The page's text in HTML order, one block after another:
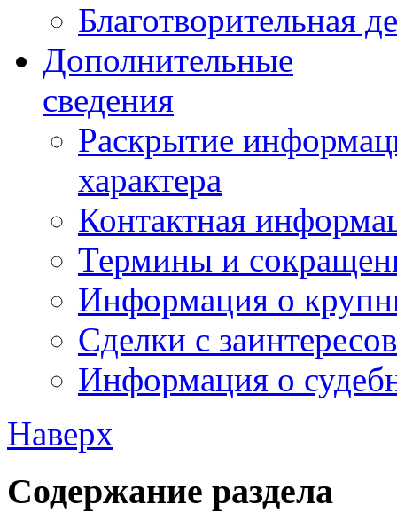
Благотворительная
Дополнительные
сведения
Раскрытие
характера
Контактная
Термины и
Информация о
Сделки с
Информация о
Наверх
Содержание раздела